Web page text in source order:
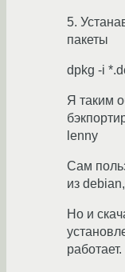
5.
пакеты
dpkg -i
Я таким
lenny
Сам
из
Но и
работает.